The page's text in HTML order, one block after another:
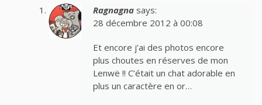
Ragnagna says:
28 décembre 2012 à 00:08
Et encore j’ai des photos encore
plus choutes en réserves de mon
Lenwë !! C’était un chat adorable en
plus un caractère en or…